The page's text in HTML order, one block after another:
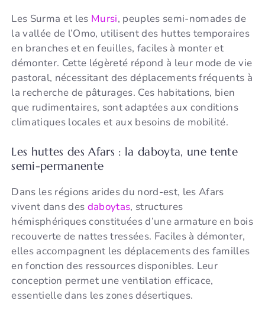
Les Surma et les Mursi, peuples semi-nomades de
la vallée de l’Omo, utilisent des huttes temporaires
en branches et en feuilles, faciles à monter et
démonter. Cette légèreté répond à leur mode de vie
pastoral, nécessitant des déplacements fréquents à
la recherche de pâturages. Ces habitations, bien
que rudimentaires, sont adaptées aux conditions
climatiques locales et aux besoins de mobilité.
Les huttes des Afars : la daboyta, une tente
semi-permanente
Dans les régions arides du nord-est, les Afars
vivent dans des daboytas, structures
hémisphériques constituées d’une armature en bois
recouverte de nattes tressées. Faciles à démonter,
elles accompagnent les déplacements des familles
en fonction des ressources disponibles. Leur
conception permet une ventilation efficace,
essentielle dans les zones désertiques.